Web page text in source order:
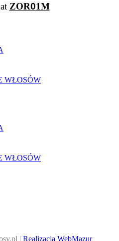
ZOR01M
WŁOSÓW
WŁOSÓW
| Realizacja WebMazur